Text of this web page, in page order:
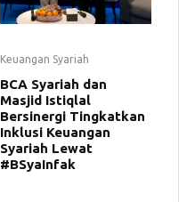
Keuangan Syariah
BCA Syariah dan
Masjid Istiqlal
Bersinergi Tingkatkan
Inklusi Keuangan
Syariah Lewat
#BSyaInfak